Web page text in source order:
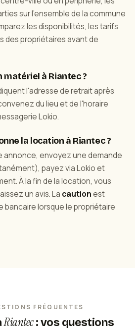
sur l'ensemble de la commune
les disponibilités, les tarifs
des propriétaires avant de
matériel à Riantec ?
l'adresse de retrait après
du lieu et de l'horaire
Lokio.
la location à Riantec ?
annonce, envoyez une demande
payez via Lokio et
À la fin de la location, vous
un avis. La cautionest
bancaire lorsque le propriétaire
FRÉQUENTES
Riantec: vos questions